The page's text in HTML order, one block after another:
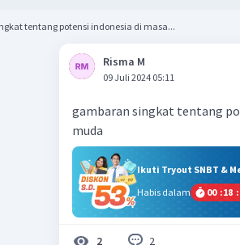
tentang potensi indonesia di masa...
Risma M
09 Juli 2024 05:11
gambaran singkat tentang
muda
Ikuti Tryout SNBT &
Habis dalam
00 :18 :
2 2